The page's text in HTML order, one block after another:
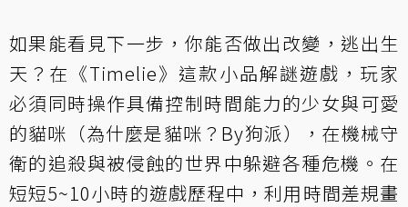
如果能看見下一步，你能否做出改變，逃出生
天？在《Timelie》這款小品解謎遊戲，玩家
必須同時操作具備控制時間能力的少女與可愛
的貓咪（為什麼是貓咪？By狗派），在機械守
衛的追殺與被侵蝕的世界中躲避各種危機。在
短短5~10小時的遊戲歷程中，利用時間差規畫